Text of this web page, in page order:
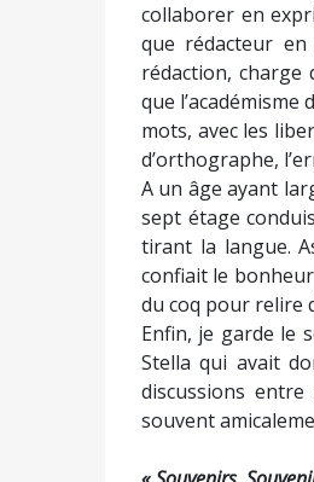
collaborer en
que rédacteur
rédaction, charge
que
mots, avec les
d’orthographe,
A un âge ayant
sept étage
tirant la langue.
confiait le
du coq pour relire
Enfin, je garde le
Stella qui avait
discussions
souvent